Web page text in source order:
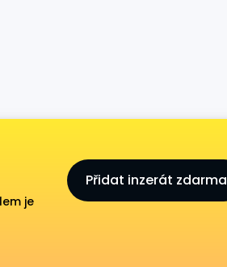
je
Přidat inzerát zdarma